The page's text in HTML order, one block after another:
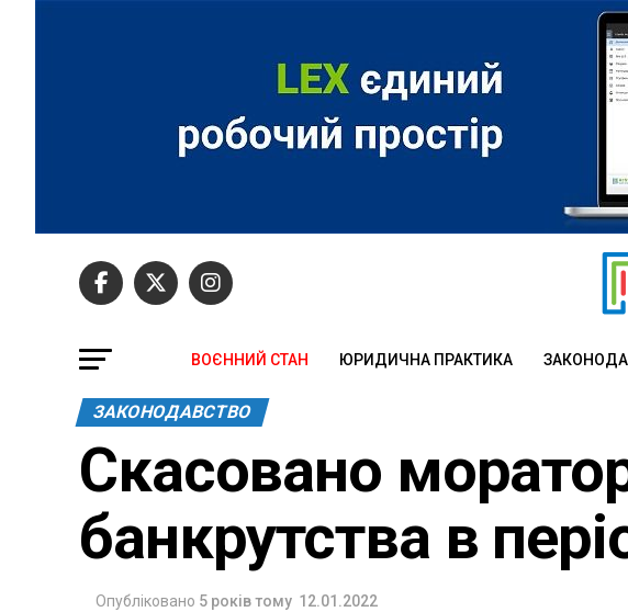
ВОЄННИЙ СТАН ЮРИДИЧНА ПРАКТИКА
ЗАКОНОДАВСТВО
Скасовано
банкрутства в
Опубліковано 5 років тому 12.01.2022